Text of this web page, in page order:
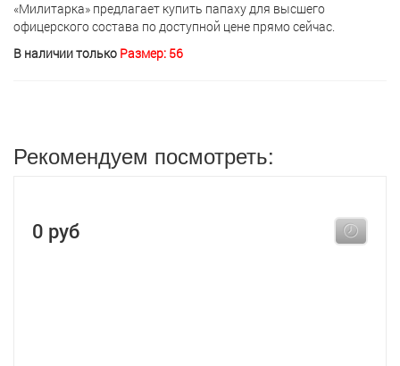
«Милитарка» предлагает кyпить папаху для высшего
офицерского состава по доступной цене прямо сейчас.
В наличии только Размер: 56
Рекомендуем посмотреть:
0 руб